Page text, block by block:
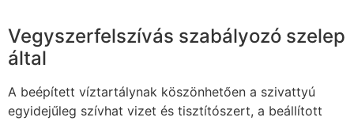
Vegyszerfelszívás szabályozó szelep
által
A beépített víztartálynak köszönhetően a szivattyú
egyidejűleg szívhat vizet és tisztítószert, a beállított